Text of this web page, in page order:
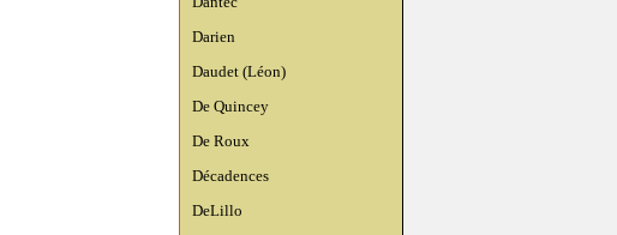
Darien
Daudet (Léon)
De Quincey
De Roux
Décadences
DeLillo